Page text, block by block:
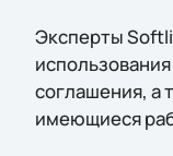
Эксперты
соглашения, а
имеющиеся